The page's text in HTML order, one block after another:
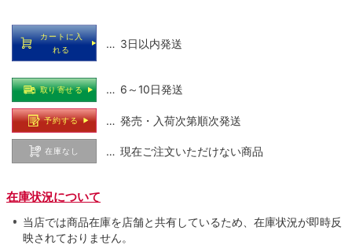
カートに入
れる
… 3日以内発送
取り寄せる … 6～10日発送
予約する … 発売・入荷次第順次発送
在庫なし … 現在ご注文いただけない商品
在庫状況について
当店では商品在庫を店舗と共有しているため、在庫状況が即時反
映されておりません。